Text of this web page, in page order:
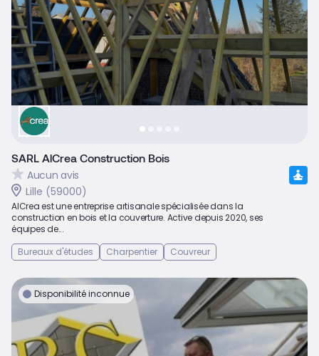
SARL AlCrea Construction Bois
Aucun avis
Lille (59000)
AlCrea est une entreprise artisanale spécialisée dans la
construction en bois et la couverture. Active depuis 2020, ses
équipes de...
Bureaux d'études
Charpentier Couvreur
Disponibilité inconnue